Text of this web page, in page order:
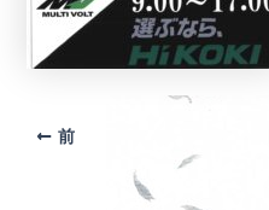
前